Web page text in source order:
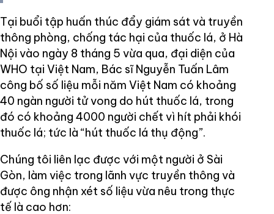
Tại buổi tập huấn thúc đẩy giám sát và truyền
thông phòng, chống tác hại của thuốc lá, ở Hà
Nội vào ngày 8 tháng 5 vừa qua, đại diện của
WHO tại Việt Nam, Bác sĩ Nguyễn Tuấn Lâm
công bố số liệu mỗi năm Việt Nam có khoảng
40 ngàn người tử vong do hút thuốc lá, trong
đó có khoảng 4000 người chết vì hít phải khói
thuốc lá; tức là “hút thuốc lá thụ động”.
Chúng tôi liên lạc được với một người ở Sài
Gòn, làm việc trong lãnh vực truyền thông và
được ông nhận xét số liệu vừa nêu trong thực
tế là cao hơn: